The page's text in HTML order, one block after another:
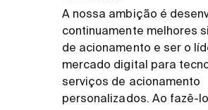
A nossa ambição é
continuamente melhores
de acionamento e ser o
mercado digital para
serviços de acionamento
personalizados. Ao fazê-